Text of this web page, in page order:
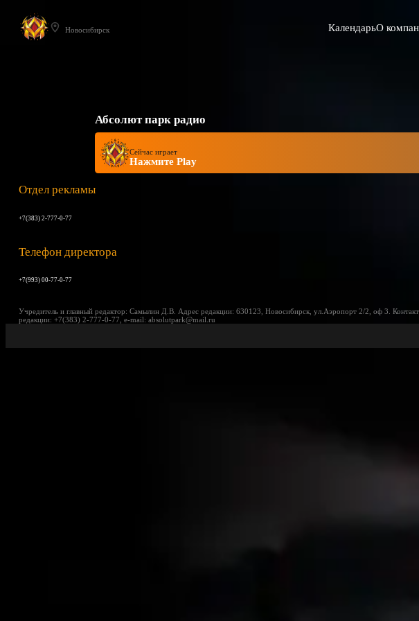
Новосибирск КалендарьО
Абсолют парк радио
Сейчас играет
Нажмите Play
Отдел рекламы
+7(383) 2-777-0-77
Телефон директора
+7(993) 00-77-0-77
Учредитель и главный редактор: Самылин Д.В. Адрес редакции: 630123, Новосибирск, ул.Аэропорт 2/2, оф 3.
редакции: +7(383) 2-777-0-77, e-mail: absolutpark@mail.ru